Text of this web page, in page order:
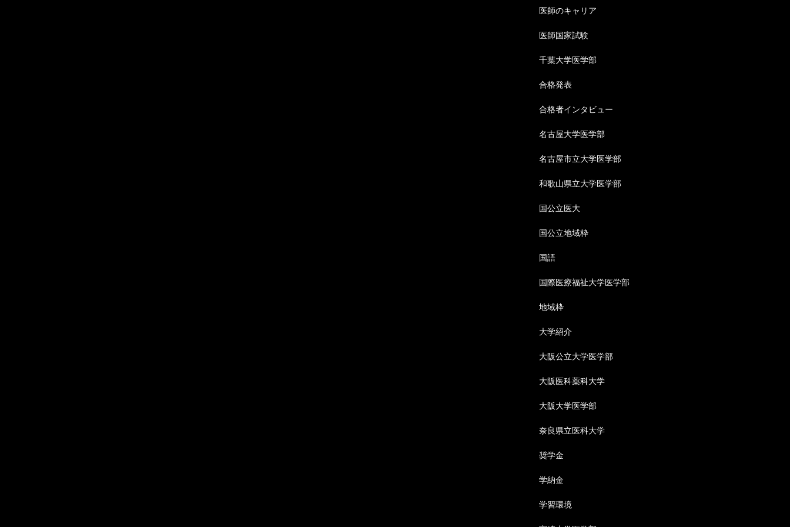
医師のキャリア
医師国家試験
千葉大学医学部
合格発表
合格者インタビュー
名古屋大学医学部
名古屋市立大学医学部
和歌山県立大学医学部
国公立医大
国公立地域枠
国語
国際医療福祉大学医学部
地域枠
大学紹介
大阪公立大学医学部
大阪医科薬科大学
大阪大学医学部
奈良県立医科大学
奨学金
学納金
学習環境